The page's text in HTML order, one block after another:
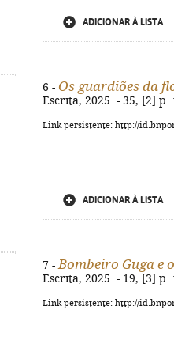
ADICIONAR À LISTA
6 - Os guardiões da
Escrita, 2025. - 35, [2] p.
Link persistente: http://
ADICIONAR À LISTA
7 - Bombeiro Guga e
Escrita, 2025. - 19, [3] p.
Link persistente: http://